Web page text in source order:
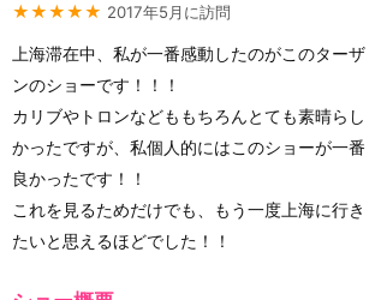
★★★★★ 2017年5月に訪問
上海滞在中、私が一番感動したのがこのターザ
ンのショーです！！！
カリブやトロンなどももちろんとても素晴らし
かったですが、私個人的にはこのショーが一番
良かったです！！
これを見るためだけでも、もう一度上海に行き
たいと思えるほどでした！！